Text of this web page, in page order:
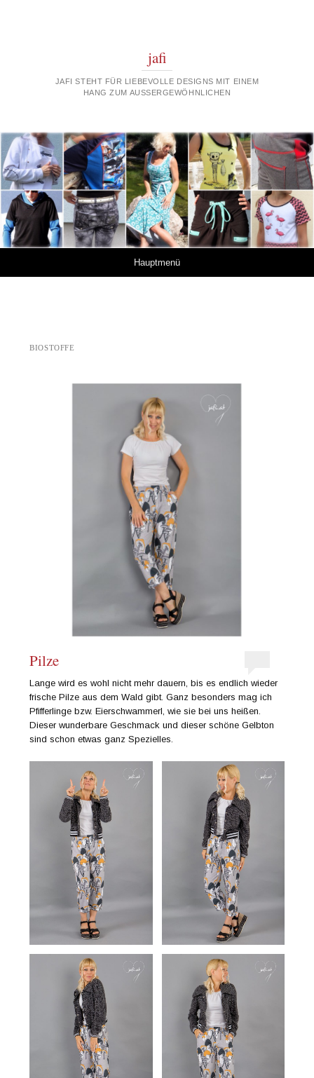
jafi
JAFI STEHT FÜR LIEBEVOLLE DESIGNS MIT EINEM
HANG ZUM AUSSERGEWÖHNLICHEN
Hauptmenü
BIOSTOFFE
Pilze
Lange wird es wohl nicht mehr dauern, bis es endlich wieder
frische Pilze aus dem Wald gibt. Ganz besonders mag ich
Pfifferlinge bzw. Eierschwammerl, wie sie bei uns heißen.
Dieser wunderbare Geschmack und dieser schöne Gelbton
sind schon etwas ganz Spezielles.